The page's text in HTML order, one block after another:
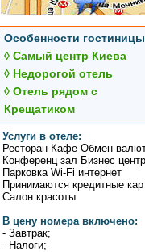
Особенности
◊ Самый центр Киева
◊ Недорогой отель
◊ Отель рядом с
Крещатиком
Услуги в отеле:
Ресторан Кафе Обмен
Конференц зал Бизнес центр
Парковка Wi-Fi интернет
Принимаются кредитные
Салон красоты
В цену номера включено:
- Завтрак;
- Налоги;